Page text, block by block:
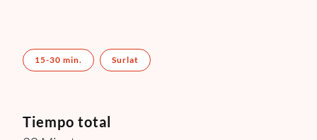
15-30 min. Surlat
Tiempo total